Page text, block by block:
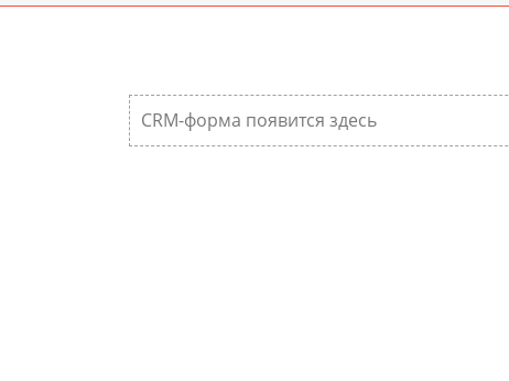
CRM-форма появится здесь